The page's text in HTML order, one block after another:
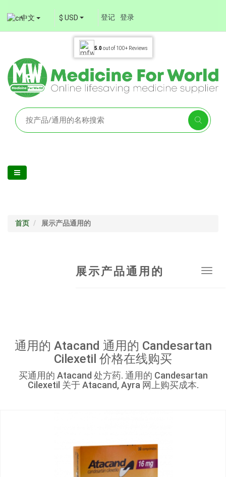
中文 $ USD 登记 登录
5.0out of 100+ Reviews
首页 展示产品通用的
展示产品通用的
通用的 Atacand 通用的 Candesartan
Cilexetil 价格在线购买
买通用的 Atacand 处方药. 通用的 Candesartan
Cilexetil 关于 Atacand, Ayra 网上购买成本.